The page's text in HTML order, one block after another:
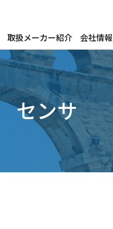
取扱メーカー紹介 会社情報
センサ